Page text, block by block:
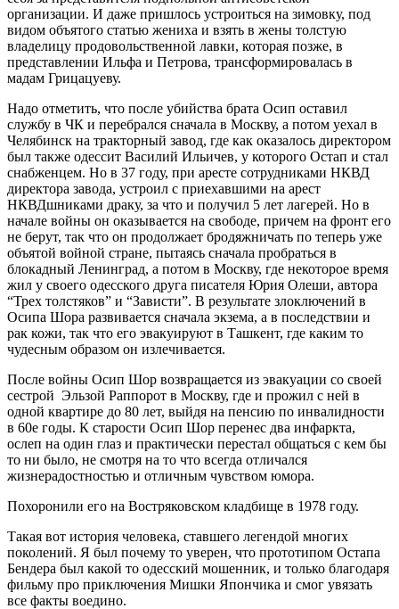
организации. И даже пришлось устроиться на зимовку, под
видом объятого статью жениха и взять в жены толстую
владелицу продовольственной лавки, которая позже, в
представлении Ильфа и Петрова, трансформировалась в
мадам Грицацуеву.
Надо отметить, что после убийства брата Осип оставил
службу в ЧК и перебрался сначала в Москву, а потом уехал в
Челябинск на тракторный завод, где как оказалось директором
был также одессит Василий Ильичев, у которого Остап и стал
снабженцем. Но в 37 году, при аресте сотрудниками НКВД
директора завода, устроил с приехавшими на арест
НКВДшниками драку, за что и получил 5 лет лагерей. Но в
начале войны он оказывается на свободе, причем на фронт его
не берут, так что он продолжает бродяжничать по теперь уже
объятой войной стране, пытаясь сначала пробраться в
блокадный Ленинград, а потом в Москву, где некоторое время
жил у своего одесского друга писателя Юрия Олеши, автора
“Трех толстяков” и “Зависти”. В результате злоключений в
Осипа Шора развивается сначала экзема, а в последствии и
рак кожи, так что его эвакуируют в Ташкент, где каким то
чудесным образом он излечивается.
После войны Осип Шор возвращается из эвакуации со своей
сестрой Эльзой Раппорот в Москву, где и прожил с ней в
одной квартире до 80 лет, выйдя на пенсию по инвалидности
в 60е годы. К старости Осип Шор перенес два инфаркта,
ослеп на один глаз и практически перестал общаться с кем бы
то ни было, не смотря на то что всегда отличался
жизнерадостностью и отличным чувством юмора.
Похоронили его на Востряковском кладбище в 1978 году.
Такая вот история человека, ставшего легендой многих
поколений. Я был почему то уверен, что прототипом Остапа
Бендера был какой то одесский мошенник, и только благодаря
фильму про приключения Мишки Япончика и смог увязать
все факты воедино.